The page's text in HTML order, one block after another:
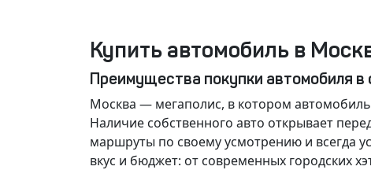
Купить автомобиль в
Преимущества покупки автомобиля в
Москва — мегаполис, в котором
Наличие собственного авто открывает
маршруты по своему усмотрению и всегда
вкус и бюджет: от современных городских